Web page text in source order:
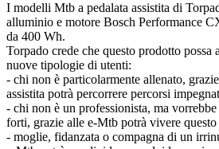
I modelli Mtb a pedalata assistita di
alluminio e motore Bosch Performance
da 400 Wh.
Torpado crede che questo prodotto
nuove tipologie di utenti:
- chi non è particolarmente allenato,
assistita potrà percorrere percorsi
- chi non è un professionista, ma
forti, grazie alle e-Mtb potrà vivere
- moglie, fidanzata o compagna di un